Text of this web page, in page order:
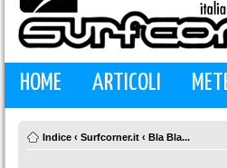
HOME ARTICOLI
Indice ‹ Surfcorner.it ‹ Bla Bla...